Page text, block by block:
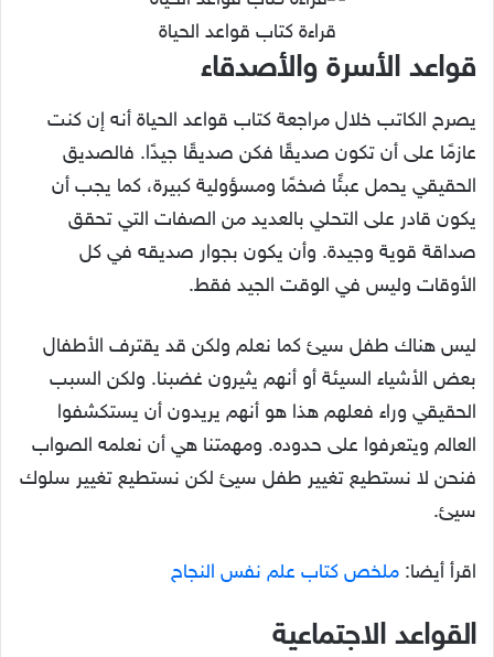
قراءة كتاب قواعد الحياة
قواعد الأسرة والأصدقاء
يصرح الكاتب خلال مراجعة كتاب قواعد الحياة أنه إن كنت
عازمًا على أن تكون صديقًا فكن صديقًا جيدًا. فالصديق
الحقيقي يحمل عبئًا ضخمًا ومسؤولية كبيرة، كما يجب أن
يكون قادر على التحلي بالعديد من الصفات التي تحقق
صداقة قوية وجيدة. وأن يكون بجوار صديقه في كل
الأوقات وليس في الوقت الجيد فقط.
ليس هناك طفل سيئ كما نعلم ولكن قد يقترف الأطفال
بعض الأشياء السيئة أو أنهم يثيرون غضبنا. ولكن السبب
الحقيقي وراء فعلهم هذا هو أنهم يريدون أن يستكشفوا
العالم ويتعرفوا على حدوده. ومهمتنا هي أن نعلمه الصواب
فنحن لا نستطيع تغيير طفل سيئ لكن نستطيع تغيير سلوك
سيئ.
اقرأ أيضا: ملخص كتاب علم نفس النجاح
القواعد الاجتماعية